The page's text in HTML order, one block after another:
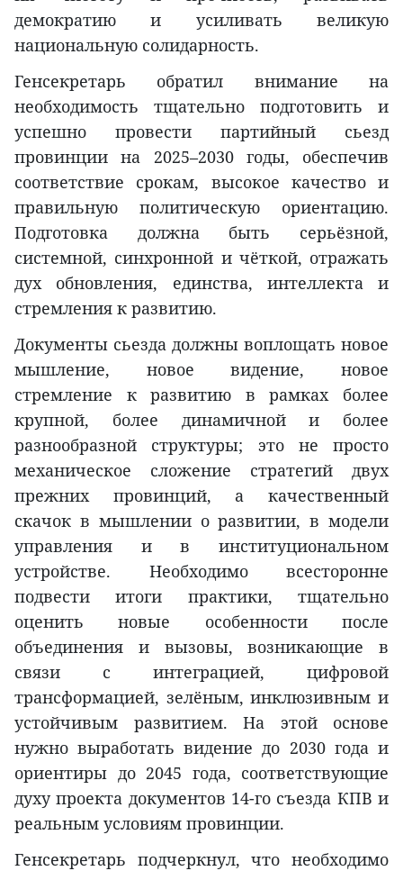
демократию и усиливать великую
национальную солидарность.
Генсекретарь обратил внимание на
необходимость тщательно подготовить и
успешно провести партийный сьезд
провинции на 2025–2030 годы, обеспечив
соответствие срокам, высокое качество и
правильную политическую ориентацию.
Подготовка должна быть серьёзной,
системной, синхронной и чёткой, отражать
дух обновления, единства, интеллекта и
стремления к развитию.
Документы сьезда должны воплощать новое
мышление, новое видение, новое
стремление к развитию в рамках более
крупной, более динамичной и более
разнообразной структуры; это не просто
механическое сложение стратегий двух
прежних провинций, а качественный
скачок в мышлении о развитии, в модели
управления и в институциональном
устройстве. Необходимо всесторонне
подвести итоги практики, тщательно
оценить новые особенности после
объединения и вызовы, возникающие в
связи с интеграцией, цифровой
трансформацией, зелёным, инклюзивным и
устойчивым развитием. На этой основе
нужно выработать видение до 2030 года и
ориентиры до 2045 года, соответствующие
духу проекта документов 14-го съезда КПВ и
реальным условиям провинции.
Генсекретарь подчеркнул, что необходимо